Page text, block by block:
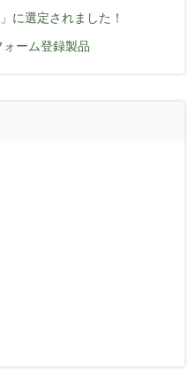
に選定されました！
ーム登録製品